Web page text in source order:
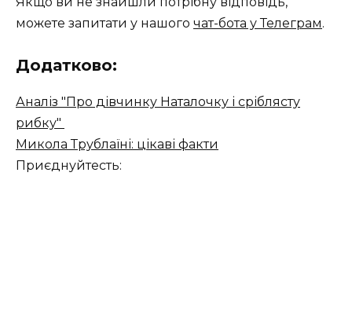
можете запитати у нашого чат-бота у Телеграм.
Додатково:
Аналіз "Про дівчинку Наталочку і сріблясту
рибку"
Микола Трублаїні: цікаві факти
Приєднуйтесть: